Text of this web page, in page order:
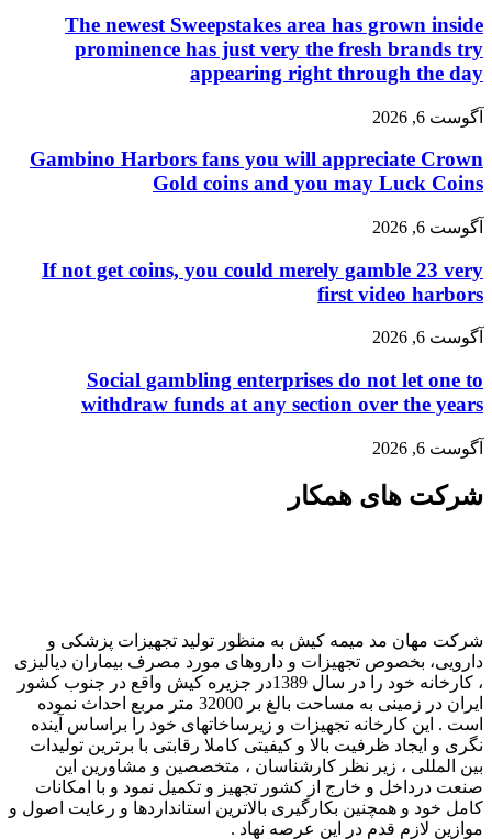
The newest Sweepstakes area has grown inside
prominence has just very the fresh brands try
appearing right through the day
آگوست 6, 2026
Gambino Harbors fans you will appreciate Crown
Gold coins and you may Luck Coins
آگوست 6, 2026
If not get coins, you could merely gamble 23 very
first video harbors
آگوست 6, 2026
Social gambling enterprises do not let one to
withdraw funds at any section over the years
آگوست 6, 2026
شرکت های همکار
شرکت مهان مد میمه کیش به منظور تولید تجهیزات پزشکی و
دارویی، بخصوص تجهیزات و داروهای مورد مصرف بیماران دیالیزی
، کارخانه خود را در سال 1389در جزیره کیش واقع در جنوب کشور
ایران در زمینی به مساحت بالغ بر 32000 متر مربع احداث نموده
است . این کارخانه تجهیزات و زیرساخاتهای خود را براساس آینده
نگری و ایجاد ظرفیت بالا و کیفیتی کاملا رقابتی با برترین تولیدات
بین المللی ، زیر نظر کارشناسان ، متخصصین و مشاورین این
صنعت درداخل و خارج از کشور تجهیز و تکمیل نمود و با امکانات
کامل خود و همچنین بکارگیری بالاترین استانداردها و رعایت اصول و
موازین لازم قدم در این عرصه نهاد .